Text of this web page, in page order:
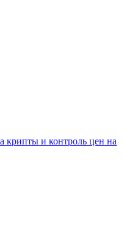
крипты и контроль цен на